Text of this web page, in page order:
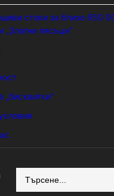
стоки за близо 650
„Златни пясъци“
„бисквитки“